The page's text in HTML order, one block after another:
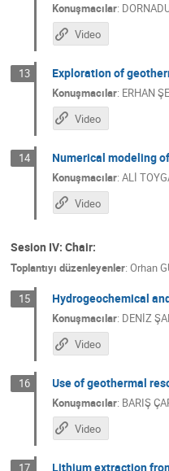
Konuşmacılar:
Video
13 Exploration of
Konuşmacılar: ERHAN
Video
14 Numerical modeling
Konuşmacılar:ALİ
Video
Sesion IV: Chair:
Toplantıyı düzenleyenler: Orhan
15 Hydrogeochemical
Konuşmacılar: DENİZ
Video
16 Use of geothermal
Konuşmacılar: BARIŞ
Video
17 Lithium extraction